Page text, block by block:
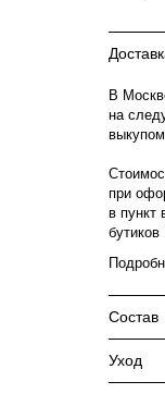
В
на
при
в пункт
Состав
Уход